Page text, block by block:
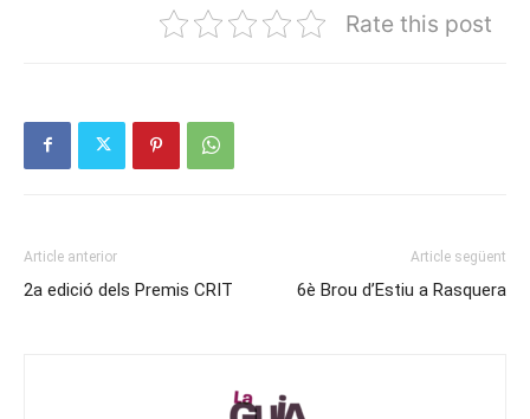
Rate this post
Article anterior
2a edició dels Premis CRIT
Article següent
6è Brou d’Estiu a Rasquera